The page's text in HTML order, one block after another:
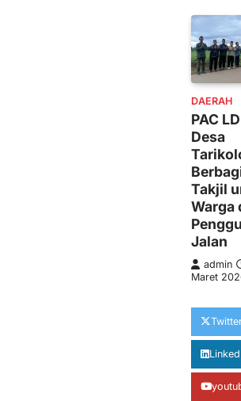
DAERAH
PAC
Desa
Takjil
Warga
Jalan
admin
Maret